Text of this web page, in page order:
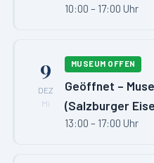
10:00 – 17:00 Uhr
9
DEZ
Mi
MUSEUM OFFEN
Geöffnet –
(Salzburger
13:00 – 17:00 Uhr